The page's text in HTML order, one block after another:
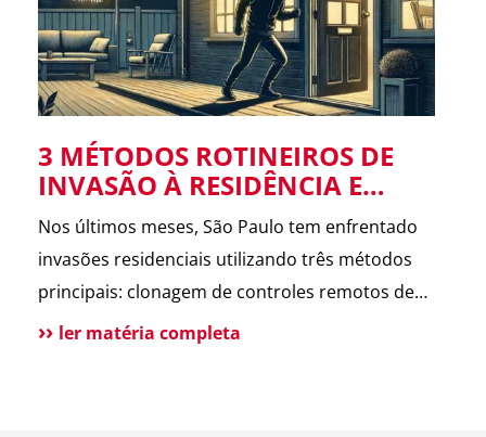
limpezas pesadas em superfícies duras.
A escolha adequada prolonga a vida útil das
superfícies e garante uma limpeza eficiente.
3 MÉTODOS ROTINEIROS DE
INVASÃO À RESIDÊNCIA E
COMO EVITÁ-LOS
Nos últimos meses, São Paulo tem enfrentado
invasões residenciais utilizando três métodos
principais: clonagem de controles remotos de
portões, aproveitamento de portões abertos
ler matéria completa